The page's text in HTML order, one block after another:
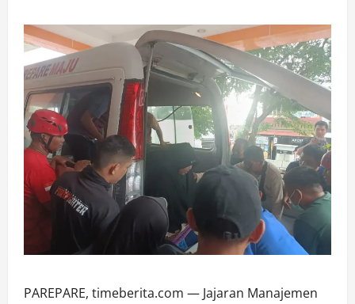
PAREPARE, timeberita.com — Jajaran Manajemen